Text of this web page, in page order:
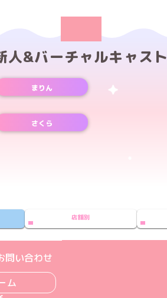
人&バーチャルキャスト
まりん
さくら
店舗別
トント
問い合わせ
ム